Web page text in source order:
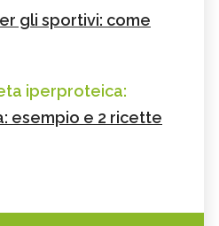
gli sportivi: come
iperproteica:
esempio e 2 ricette